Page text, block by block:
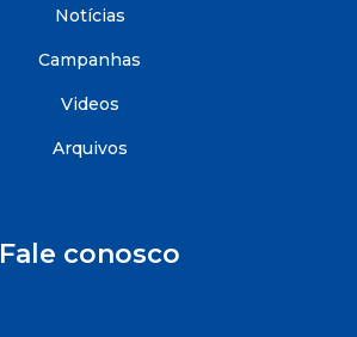
Notícias
Campanhas
Videos
Arquivos
Fale conosco